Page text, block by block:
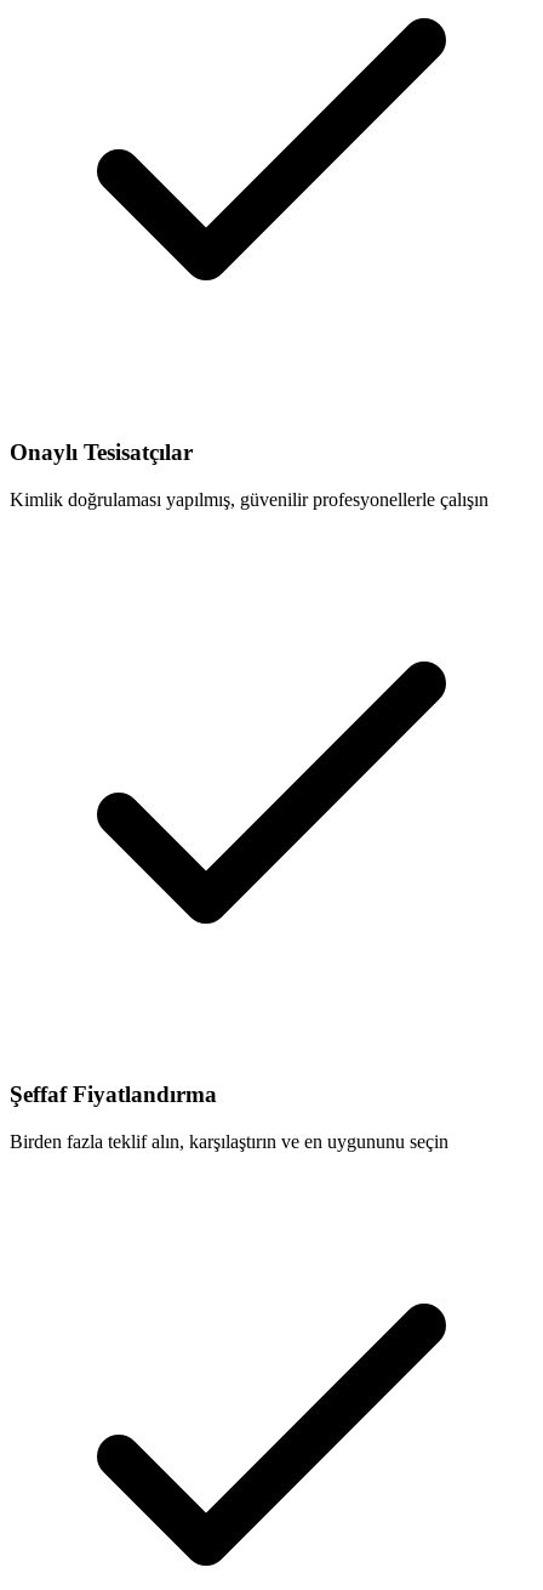
Onaylı Tesisatçılar
Kimlik doğrulaması yapılmış, güvenilir profesyonellerle çalışın
Şeffaf Fiyatlandırma
Birden fazla teklif alın, karşılaştırın ve en uygununu seçin